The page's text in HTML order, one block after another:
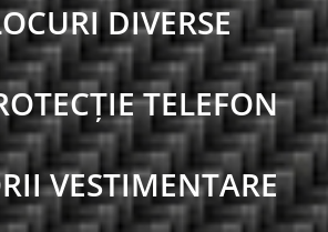
DIVERSE
TELEFON
VESTIMENTARE